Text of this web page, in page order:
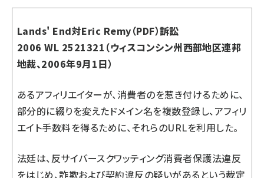
Lands' End対Eric Remy（PDF）訴訟
2006 WL 2521321（ウィスコンシン州西部地区連邦
地裁、2006年9月1日）
あるアフィリエイターが、消費者のを惹き付けるために、
部分的に綴りを変えたドメイン名を複数登録し、アフィリ
エイト手数料を得るために、それらのURLを利用した。
法廷は、反サイバースクワッティング消費者保護法違反
をはじめ、詐欺および契約違反の疑いがあるという裁定